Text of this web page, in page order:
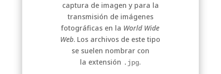
captura de imagen y para la
transmisión de imágenes
fotográficas en la World Wide
Web. Los archivos de este tipo
se suelen nombrar con
la extensión .jpg.